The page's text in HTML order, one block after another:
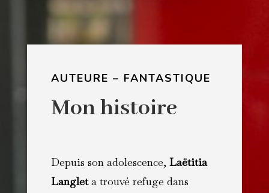
AUTEURE – FANTASTIQUE
Mon histoire
Depuis son adolescence, Laëtitia
Langleta trouvé refuge dans